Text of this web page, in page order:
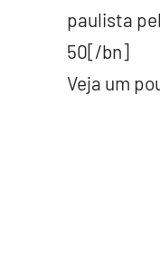
paulista
50[/bn]
Veja um